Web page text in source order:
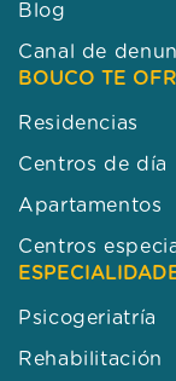
Blog
Canal de
BOUCO TE
Residencias
Centros de día
Apartamentos
Centros
Psicogeriatría
Rehabilitación